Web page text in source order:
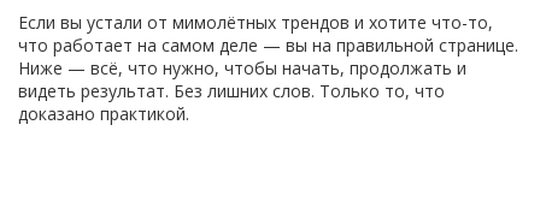
Если вы устали от мимолётных трендов и хотите что-то,
что работает на самом деле — вы на правильной странице.
Ниже — всё, что нужно, чтобы начать, продолжать и
видеть результат. Без лишних слов. Только то, что
доказано практикой.